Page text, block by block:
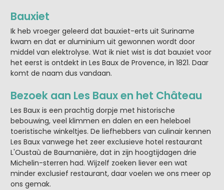
Bauxiet
Ik heb vroeger geleerd dat bauxiet-erts uit Suriname
kwam en dat er aluminium uit gewonnen wordt door
middel van elektrolyse. Wat ik niet wist is dat bauxiet voor
het eerst is ontdekt in Les Baux de Provence, in 1821. Daar
komt de naam dus vandaan.
Bezoek aan Les Baux en het Château
Les Baux is een prachtig dorpje met historische
bebouwing, veel klimmen en dalen en een heleboel
toeristische winkeltjes. De liefhebbers van culinair kennen
Les Baux vanwege het zeer exclusieve hotel restaurant
L'Oustaù de Baumanière, dat in zijn hoogtijdagen drie
Michelin-sterren had. Wijzelf zoeken liever een wat
minder exclusief restaurant, daar voelen we ons meer op
ons gemak.